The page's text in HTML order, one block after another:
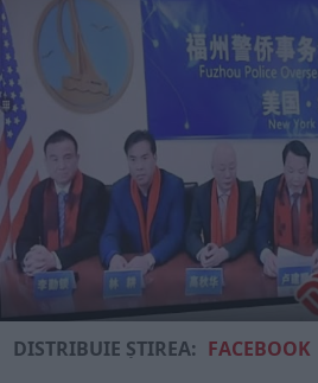
DISTRIBUIE ȘTIREA: FACEBOOK